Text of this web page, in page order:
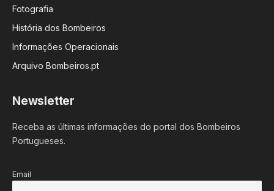
Fotografia
História dos Bombeiros
Informações Operacionais
Arquivo Bombeiros.pt
Newsletter
Receba as últimas informações do portal dos Bombeiros
Portugueses.
Email